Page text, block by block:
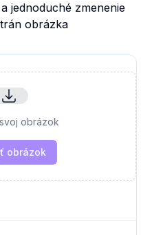
jednoduché zmenenie
obrázka
obrázok
obrázok